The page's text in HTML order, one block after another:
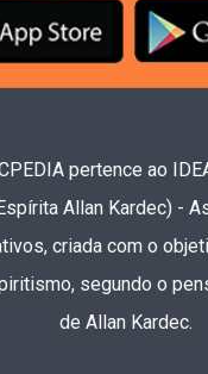
pertence ao
Allan Kardec) -
criada com o
segundo o
de Allan Kardec.